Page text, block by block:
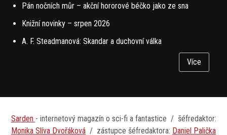
Pán nočních můr – akční hororové béčko jako ze sna
Knižní novinky – srpen 2026
A. F. Steadmanová: Skandar a duchovní válka
Více
Sarden - internetový magazín o sci-fi a fantastice / šéfredaktor:
Monika Slíva Dvořáková / zástupce šéfredaktora: Daniel Palička